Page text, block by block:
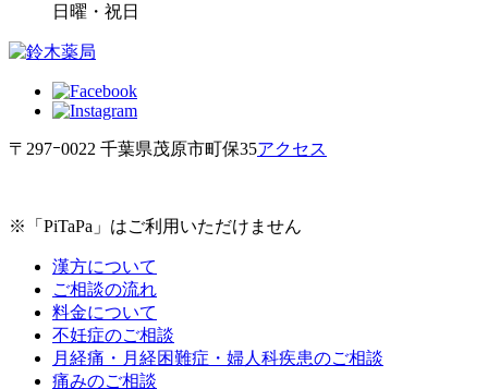
日曜・祝日
〒297ｰ0022 千葉県茂原市町保35アクセス
※「PiTaPa」はご利用いただけません
漢方について
ご相談の流れ
料金について
不妊症のご相談
月経痛・月経困難症・婦人科疾患のご相談
痛みのご相談